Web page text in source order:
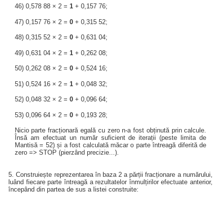
46) 0,578 88 × 2 = 1+ 0,157 76;
47) 0,157 76 × 2 = 0+ 0,315 52;
48) 0,315 52 × 2 = 0+ 0,631 04;
49) 0,631 04 × 2 = 1+ 0,262 08;
50) 0,262 08 × 2 = 0+ 0,524 16;
51) 0,524 16 × 2 = 1+ 0,048 32;
52) 0,048 32 × 2 = 0+ 0,096 64;
53) 0,096 64 × 2 = 0+ 0,193 28;
Nicio parte fracționară egală cu zero n-a fost obținută prin calcule.
Însă am efectuat un număr suficient de iterații (peste limita de
Mantisă = 52) și a fost calculată măcar o parte întreagă diferită de
zero => STOP (pierzând precizie...).
5. Construiește reprezentarea în baza 2 a părții fracționare a numărului,
luând fiecare parte întreagă a rezultatelor înmulțirilor efectuate anterior,
începând din partea de sus a listei construite: